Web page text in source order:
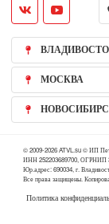
МОСКВА
© 2009-2026 ATVL.su © ИП
ИНН 252203689700, ОГРНИП
Юр.адрес: 690034, г.
Все права защищены.
Политика